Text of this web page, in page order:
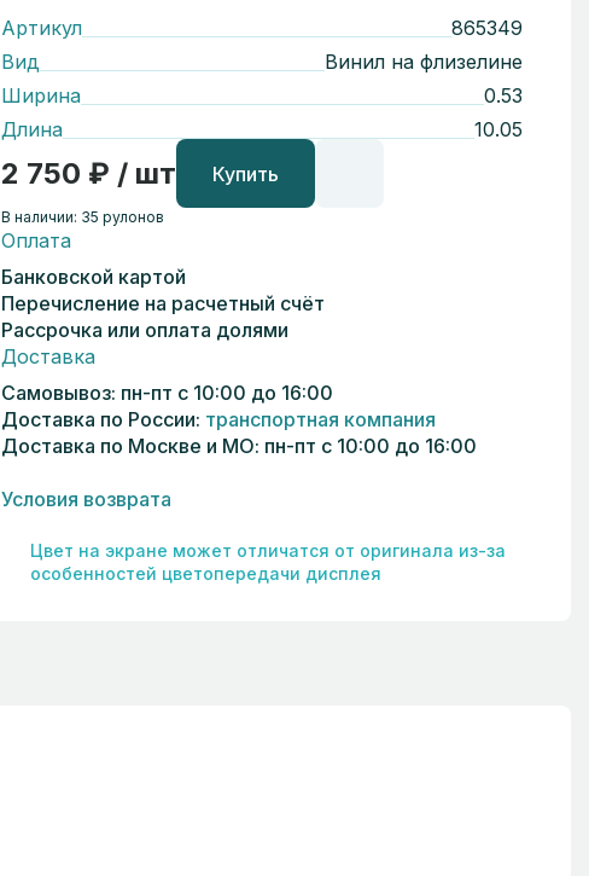
Артикул
865349
Вид
Винил на флизелине
Ширина
0.53
Длина
10.05
2 750 ₽ / шт Купить
В наличии: 35 рулонов
Оплата
Банковской картой
Перечисление на расчетный счёт
Рассрочка или оплата долями
Доставка
Самовывоз: пн-пт с 10:00 до 16:00
Доставка по России: транспортная компания
Доставка по Москве и МО: пн-пт с 10:00 до 16:00
Условия возврата
Цвет на экране может отличатся от оригинала из-за
особенностей цветопередачи дисплея